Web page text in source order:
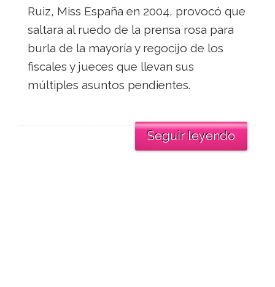
Ruiz, Miss España en 2004, provocó que
saltara al ruedo de la prensa rosa para
burla de la mayoría y regocijo de los
fiscales y jueces que llevan sus
múltiples asuntos pendientes.
Seguir leyendo